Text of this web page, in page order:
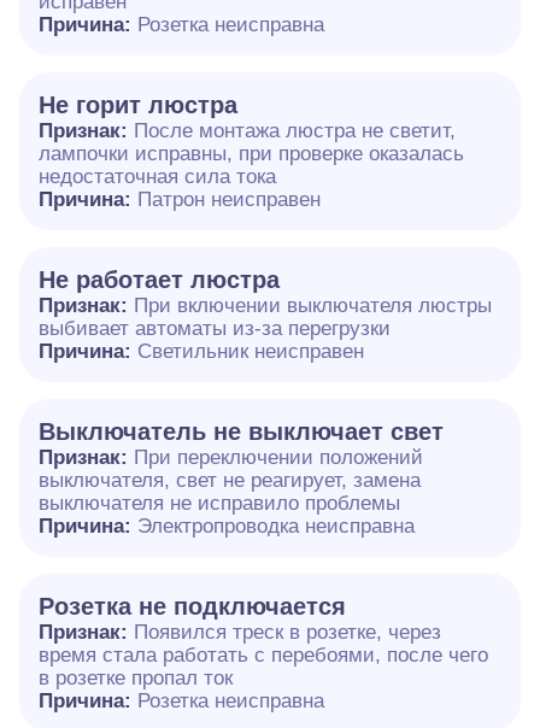
Причина: Розетка неисправна
Не горит люстра
Признак: После монтажа люстра не светит,
лампочки исправны, при проверке оказалась
недостаточная сила тока
Причина: Патрон неисправен
Не работает люстра
Признак: При включении выключателя люстры
выбивает автоматы из-за перегрузки
Причина: Светильник неисправен
Выключатель не выключает свет
Признак: При переключении положений
выключателя, свет не реагирует, замена
выключателя не исправило проблемы
Причина: Электропроводка неисправна
Розетка не подключается
Признак: Появился треск в розетке, через
время стала работать с перебоями, после чего
в розетке пропал ток
Причина: Розетка неисправна